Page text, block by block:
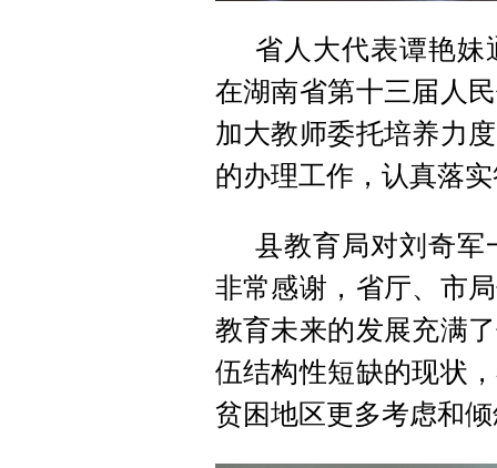
省人大代表谭艳
在湖南省第十三届人
加大教师委托培养力
的办理工作，认真落
县教育局对刘奇军
非常感谢，省厅、市
教育未来的发展充满
伍结构性短缺的现状
贫困地区更多考虑和